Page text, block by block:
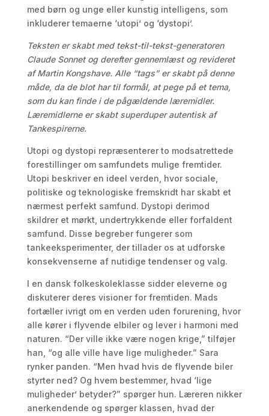
med børn og unge eller kunstig intelligens, som
inkluderer temaerne ‘utopi’ og ‘dystopi’.
Teksten er skabt med tekst-til-tekst-generatoren
Claude Sonnet og derefter gennemlæst og revideret
af Martin Kongshave. Alle “tags” er skabt på denne
måde, da de blot har til formål, at pege på et tema,
som du kan finde i de pågældende læremidler.
Læremidlerne er skabt superduper autentisk af
Tankespirerne.
Utopi og dystopi repræsenterer to modsatrettede
forestillinger om samfundets mulige fremtider.
Utopi beskriver en ideel verden, hvor sociale,
politiske og teknologiske fremskridt har skabt et
nærmest perfekt samfund. Dystopi derimod
skildrer et mørkt, undertrykkende eller forfaldent
samfund. Disse begreber fungerer som
tankeeksperimenter, der tillader os at udforske
konsekvenserne af nutidige tendenser og valg.
I en dansk folkeskoleklasse sidder eleverne og
diskuterer deres visioner for fremtiden. Mads
fortæller ivrigt om en verden uden forurening, hvor
alle kører i flyvende elbiler og lever i harmoni med
naturen. “Der ville ikke være nogen krige,” tilføjer
han, “og alle ville have lige muligheder.” Sara
rynker panden. “Men hvad hvis de flyvende biler
styrter ned? Og hvem bestemmer, hvad ‘lige
muligheder’ betyder?” spørger hun. Læreren nikker
anerkendende og spørger klassen, hvad der